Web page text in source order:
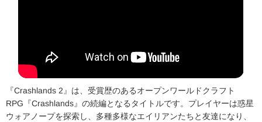
『Crashlands 2』は、受賞歴のあるオープンワールドクラフト
RPG『Crashlands』の続編となるタイトルです。プレイヤーは惑星
ウォアノープを探索し、多種多様なエイリアンたちと友達になり、